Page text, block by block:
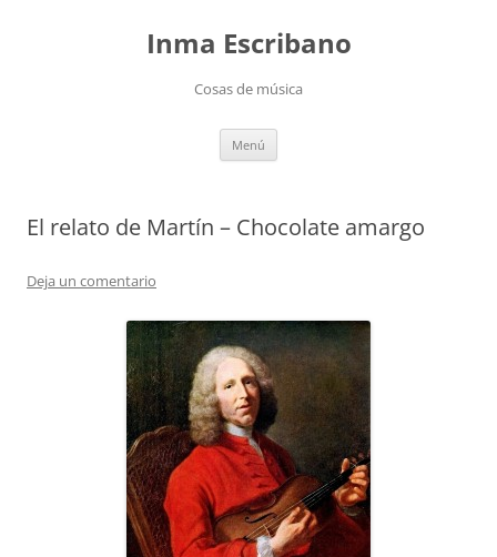
Inma Escribano
Cosas de música
Menú
El relato de Martín – Chocolate amargo
Deja un comentario